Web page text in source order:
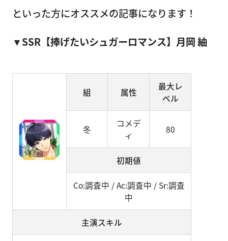
といった方にオススメの記事になります！
▼SSR【捧げたいシュガーロマンス】月岡 紬
組 属性
最大レ
ベル
冬
コメデ
ィ
80
初期値
Co:調査中 / Ac:調査中 / Sr:調査
中
主演スキル